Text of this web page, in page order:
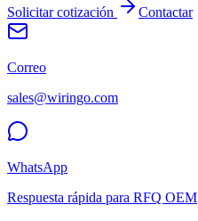
Solicitar cotización Contactar
Correo
sales@wiringo.com
WhatsApp
Respuesta rápida para RFQ OEM